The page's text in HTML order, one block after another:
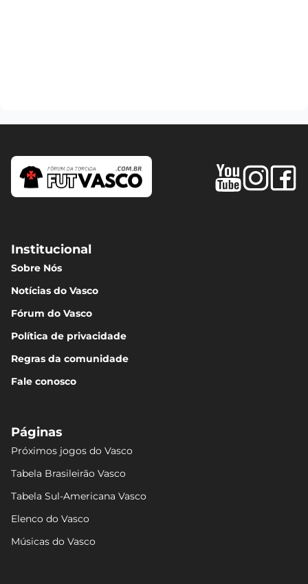
Institucional
Sobre Nós
Notícias do Vasco
Fórum do Vasco
Política de privacidade
Regras da comunidade
Fale conosco
Páginas
Próximos jogos do Vasco
Tabela Brasileirão Vasco
Tabela Sul-Americana Vasco
Elenco do Vasco
Músicas do Vasco